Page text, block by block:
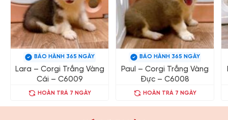
BẢO HÀNH 365 NGÀY
Lara – Corgi Trắng Vàng
Cái – C6009
HOÀN TRẢ 7 NGÀY
BẢO HÀNH 365 NGÀY
Paul – Corgi Trắng Vàng
Đực – C6008
HOÀN TRẢ 7 NGÀY